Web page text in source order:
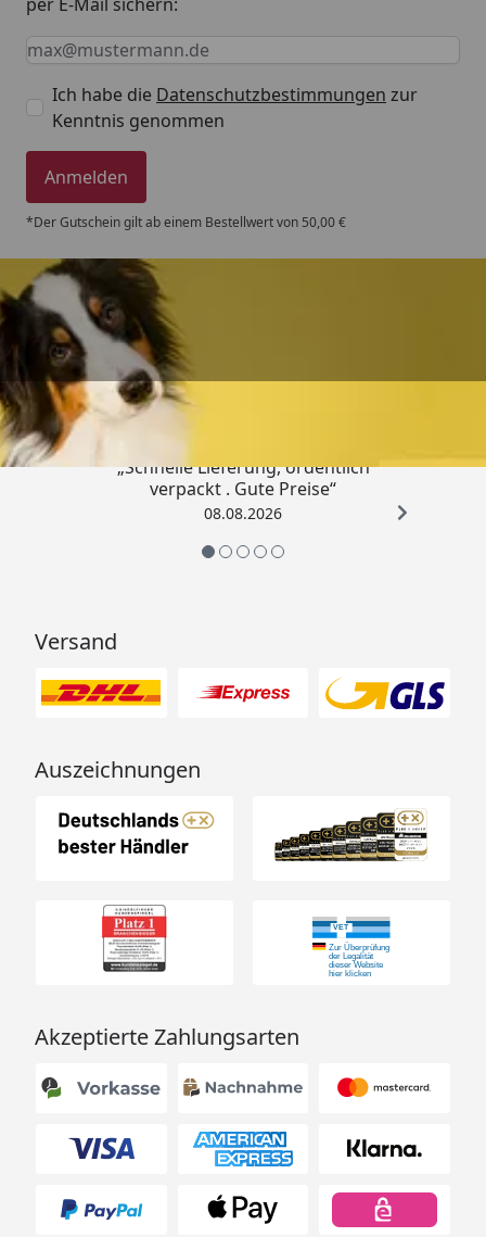
Keine Eingabe erforderlich
Eingabe erforderlich
E-Mail *
Ich habe die Datenschutzbestimmungen zur
Kenntnis genommen
Anmelden
*Der Gutschein gilt ab einem Bestellwert von 50,00 €
Trusted Shops
„Schnelle Lieferung, ordentlich
verpackt . Gute Preise“
08.08.2026
Versand
Auszeichnungen
Akzeptierte Zahlungsarten